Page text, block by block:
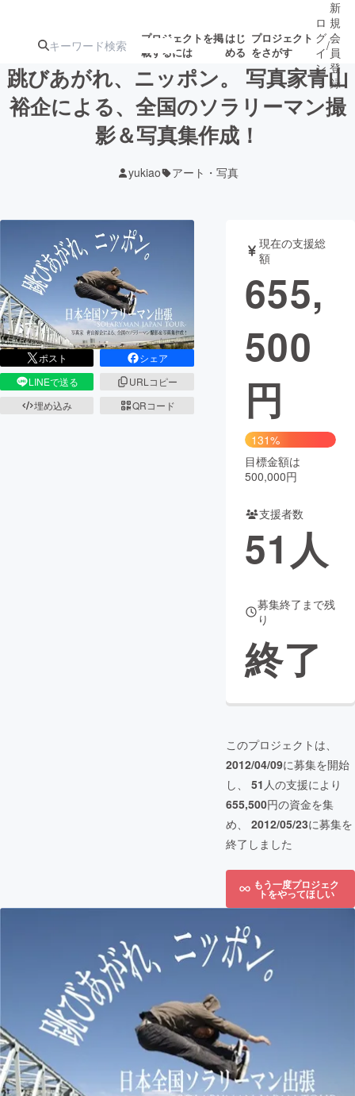
プロジェクトを掲
載するには
はじ
める
プロジェクト
をさがす
注目のリ 注目の新着プロ募集終了が近いプ
テクノロジー・ガジェット
映像・映画 書籍・雑誌
ビジネス・起業 チャレンジ
まちづくり・地域活性化
CAMPFIRE Creation
コミュニティ
ロ
グ
イ
ン
/
新
規
会
員
登
録
跳びあがれ、ニッポン。 写真家青山
裕企による、全国のソラリーマン撮
影＆写真集作成！
yukiao アート・写真
ポスト
シェア
LINEで送る
URLコピー
埋め込み
QRコード
現在の支援総
額
655,
500
円
131%
目標金額は
500,000円
支援者数
51 人
募集終了まで残
り
終了
このプロジェクトは、
2012/04/09に募集を開始
し、 51 人の支援により
655,500円の資金を集
め、 2012/05/23に募集を
終了しました
もう一度プロジェク
トをやってほしい